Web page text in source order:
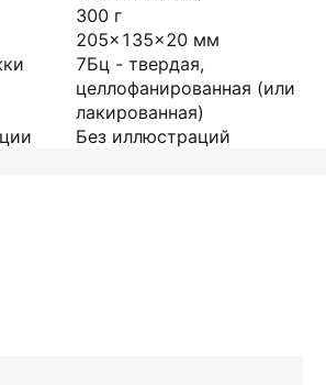
300 г
205x135x20 мм
7Бц - твердая,
целлофанированная (или
лакированная)
Без иллюстраций